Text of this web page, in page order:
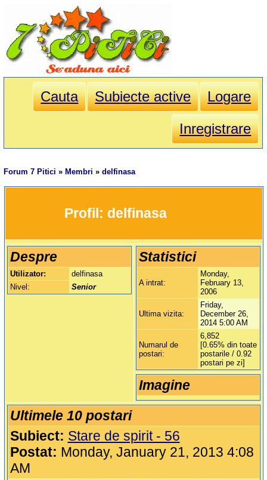
Cauta Subiecte active
Logare
Inregistrare
Forum 7 Pitici » Membri »delfinasa
		Profil:
delfinasa
Despre
Utilizator:
delfinasa
Nivel:
Senior
Statistici
A intrat:
Monday,
February 13,
2006
Ultima vizita:
Friday,
December 26,
2014 5:00 AM
Numarul de
postari:
6,852
[0.65% din toate
postarile / 0.92
postari pe zi]
Imagine
Ultimele 10 postari
Subiect: Stare de spirit - 56
Postat: Monday, January 21, 2013 4:08
AM